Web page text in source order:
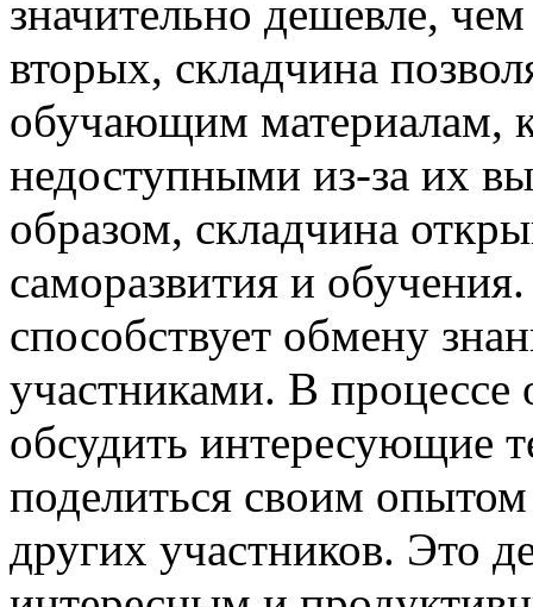
значительно дешевле,
вторых, складчина
обучающим материалам,
недоступными из-за их
образом, складчина
саморазвития и
способствует обмену
участниками. В
обсудить интересующие
поделиться своим
других участников. Это